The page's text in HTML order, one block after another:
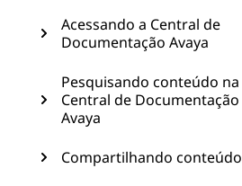
Acessando a Central de
Documentação Avaya
Pesquisando conteúdo na
Central de Documentação
Avaya
Compartilhando conteúdo